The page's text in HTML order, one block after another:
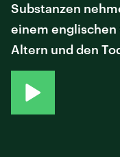
Substanzen
einem englischen
Altern und den